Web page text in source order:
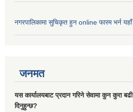
नगरपालिकामा सुचिकृत हुन online फारम भर्न
जनमत
यस कार्यालयबाट प्रदान गरिने सेवामा कुन कुरा
दिनुहुन्छ?